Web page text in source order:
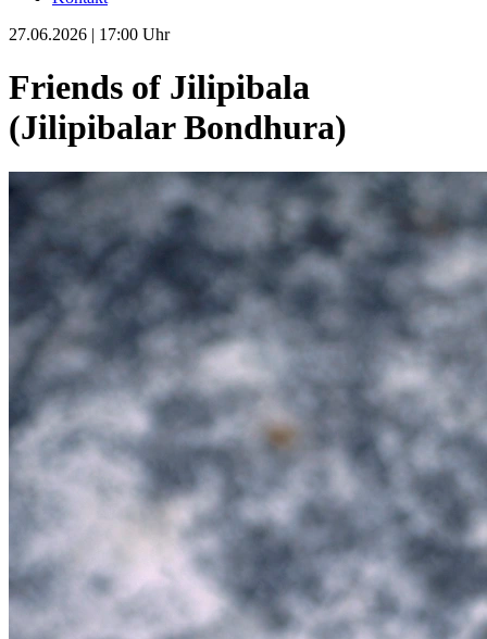
27.06.2026 | 17:00 Uhr
Friends of Jilipibala
(Jilipibalar Bondhura)